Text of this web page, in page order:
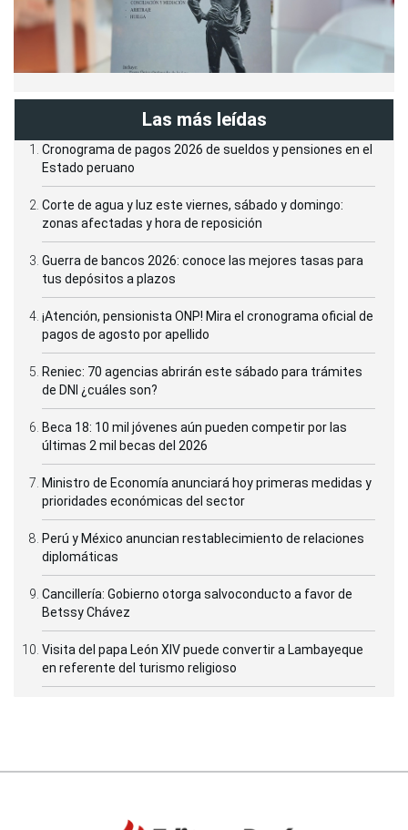
Las más leídas
Cronograma de pagos 2026 de sueldos y pensiones en el
Estado peruano
Corte de agua y luz este viernes, sábado y domingo:
zonas afectadas y hora de reposición
Guerra de bancos 2026: conoce las mejores tasas para
tus depósitos a plazos
¡Atención, pensionista ONP! Mira el cronograma oficial de
pagos de agosto por apellido
Reniec: 70 agencias abrirán este sábado para trámites
de DNI ¿cuáles son?
Beca 18: 10 mil jóvenes aún pueden competir por las
últimas 2 mil becas del 2026
Ministro de Economía anunciará hoy primeras medidas y
prioridades económicas del sector
Perú y México anuncian restablecimiento de relaciones
diplomáticas
Cancillería: Gobierno otorga salvoconducto a favor de
Betssy Chávez
Visita del papa León XIV puede convertir a Lambayeque
en referente del turismo religioso